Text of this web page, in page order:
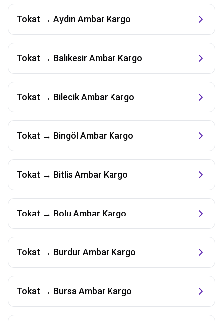
Tokat → Aydın Ambar Kargo
Tokat → Balıkesir Ambar Kargo
Tokat → BilecikAmbar Kargo
Tokat → Bingöl Ambar Kargo
Tokat → Bitlis Ambar Kargo
Tokat → Bolu Ambar Kargo
Tokat → Burdur Ambar Kargo
Tokat → Bursa Ambar Kargo